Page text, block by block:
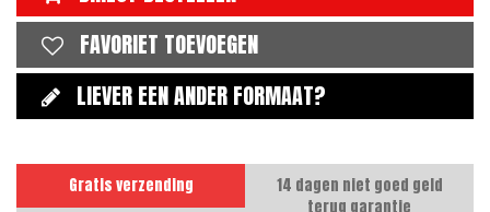
FAVORIET TOEVOEGEN
LIEVER EEN ANDER FORMAAT?
Gratis verzending
14 dagen niet goed geld
terug garantie